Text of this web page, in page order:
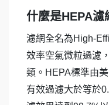
什麼是HEPA濾
濾網全名為High-
效率空氣微粒過濾
類。HEPA標準由
有效過濾大於等於